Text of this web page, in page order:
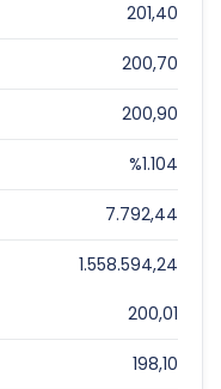
201,40
200,70
200,90
%1.104
7.792,44
1.558.594,24
200,01
198,10